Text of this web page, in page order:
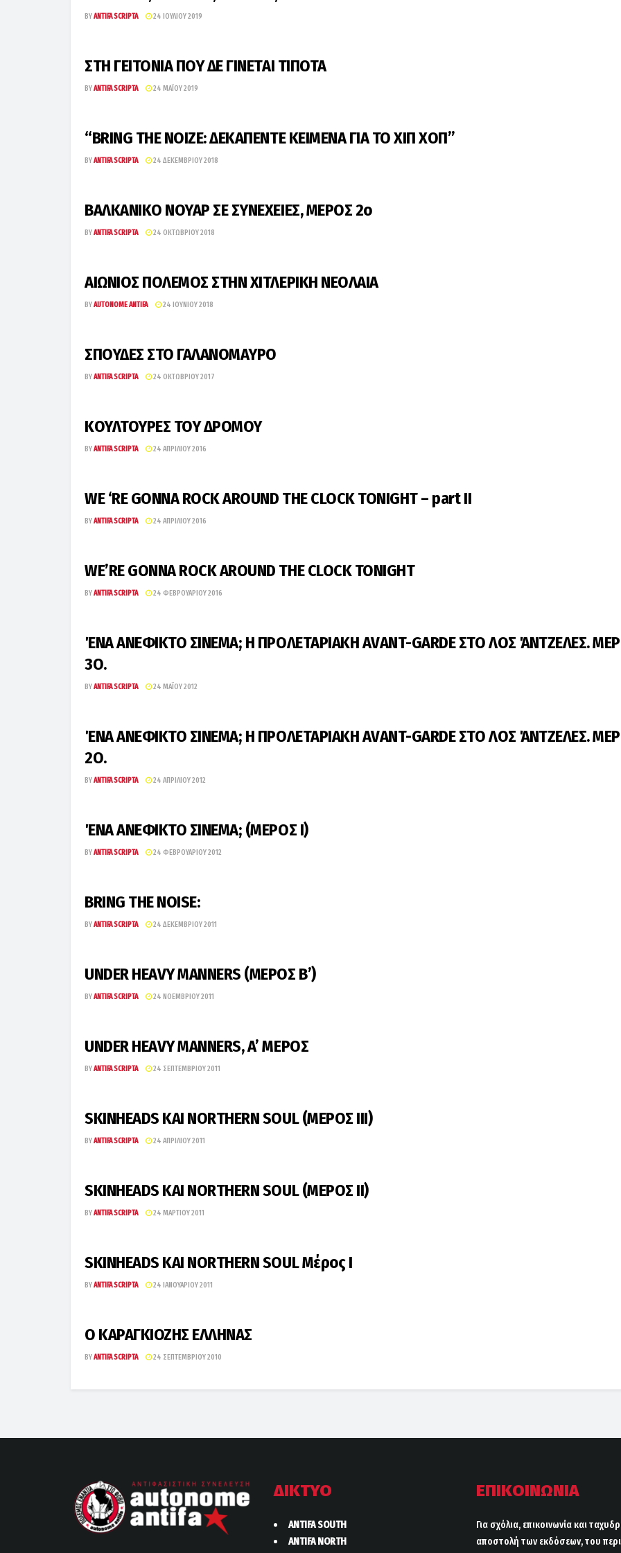
BYANTIFA SCRIPTA 24 ΙΟΥΛΊΟΥ 2019
ΣΤΗ ΓΕΙΤΟΝΙΑ ΠΟΥ ΔΕ ΓΙΝΕΤΑΙ ΤΙΠΟΤΑ
BYANTIFA SCRIPTA 24 ΜΑΪ́ΟΥ 2019
“BRING THE NOIZE: ΔΕΚΑΠΕΝΤΕ ΚΕΙΜΕΝΑ ΓΙΑ ΤΟ ΧΙΠ ΧΟΠ”
BYANTIFA SCRIPTA 24 ΔΕΚΕΜΒΡΊΟΥ 2018
ΒΑΛΚΑΝΙΚΟ ΝΟΥΑΡ ΣΕ ΣΥΝΕΧΕΙΕΣ, ΜΕΡΟΣ 2ο
BYANTIFA SCRIPTA 24 ΟΚΤΩΒΡΊΟΥ 2018
ΑΙΩΝΙΟΣ ΠΟΛΕΜΟΣ ΣΤΗΝ ΧΙΤΛΕΡΙΚΗ ΝΕΟΛΑΙΑ
BYAUTONOME ANTIFA 24 ΙΟΥΝΊΟΥ 2018
ΣΠΟΥΔΕΣ ΣΤΟ ΓΑΛΑΝΟΜΑΥΡΟ
BYANTIFA SCRIPTA 24 ΟΚΤΩΒΡΊΟΥ 2017
ΚΟΥΛΤΟΥΡΕΣ ΤΟΥ ΔΡΟΜΟΥ
BYANTIFA SCRIPTA 24 ΑΠΡΙΛΊΟΥ 2016
WE ‘RE GONNA ROCK AROUND THE CLOCK TONIGHT – part II
BYANTIFA SCRIPTA 24 ΑΠΡΙΛΊΟΥ 2016
WE’RE GONNA ROCK AROUND THE CLOCK TONIGHT
BYANTIFA SCRIPTA 24 ΦΕΒΡΟΥΑΡΊΟΥ 2016
ΈΝΑ ΑΝΕΦΙΚΤΟ ΣΙΝΕΜΑ; Η ΠΡΟΛΕΤΑΡΙΑΚΗ AVANT-GARDE ΣΤΟ ΛΟΣ ΆΝΤΖΕΛΕΣ.
3Ο.
BYANTIFA SCRIPTA 24 ΜΑΪ́ΟΥ 2012
ΈΝΑ ΑΝΕΦΙΚΤΟ ΣΙΝΕΜΑ; Η ΠΡΟΛΕΤΑΡΙΑΚΗ AVANT-GARDE ΣΤΟ ΛΟΣ ΆΝΤΖΕΛΕΣ.
2Ο.
BYANTIFA SCRIPTA 24 ΑΠΡΙΛΊΟΥ 2012
ΈΝΑ ΑΝΕΦΙΚΤΟ ΣΙΝΕΜΑ; (ΜΕΡΟΣ Ι)
BYANTIFA SCRIPTA 24 ΦΕΒΡΟΥΑΡΊΟΥ 2012
BRING THE NOISE:
BYANTIFA SCRIPTA 24 ΔΕΚΕΜΒΡΊΟΥ 2011
UNDER HEAVY MANNERS (ΜΕΡΟΣ Β’)
BYANTIFA SCRIPTA 24 ΝΟΕΜΒΡΊΟΥ 2011
UNDER HEAVY MANNERS, A’ MΕΡΟΣ
BYANTIFA SCRIPTA 24 ΣΕΠΤΕΜΒΡΊΟΥ 2011
SKINHEADS ΚΑΙ NORTHERN SOUL (ΜΕΡΟΣ ΙΙΙ)
BYANTIFA SCRIPTA 24 ΑΠΡΙΛΊΟΥ 2011
SKINHEADS ΚΑΙ NORTHERN SOUL (ΜΕΡΟΣ ΙΙ)
BYANTIFA SCRIPTA 24 ΜΑΡΤΊΟΥ 2011
SKINHEADS ΚΑΙ NORTHERN SOUL Μέρος Ι
BYANTIFA SCRIPTA 24 ΙΑΝΟΥΑΡΊΟΥ 2011
Ο ΚΑΡΑΓΚΙΟΖΗΣ ΕΛΛΗΝΑΣ
BYANTIFA SCRIPTA 24 ΣΕΠΤΕΜΒΡΊΟΥ 2010
ΔΙΚΤΥΟ
ANTIFA SOUTH
ANTIFA NORTH
ΕΠΙΚΟΙΝΩΝΙΑ
Για σχόλια, επικοινωνία και
αποστολή των εκδόσεων, του